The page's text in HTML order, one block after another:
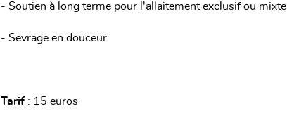
- Soutien à long terme pour l'allaitement exclusif ou mixte
- Sevrage en douceur
Tarif : 15 euros